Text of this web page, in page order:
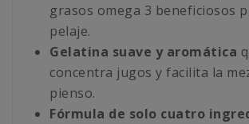
grasos omega 3 beneficiosos
pelaje.
Gelatina suave y aromática
concentra jugos y facilita la
pienso.
Fórmula de solo cuatro